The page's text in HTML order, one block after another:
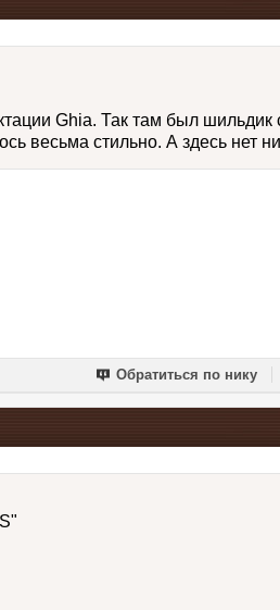
Ghia. Так там был шильдик
весьма стильно. А здесь нет
Обратиться по нику